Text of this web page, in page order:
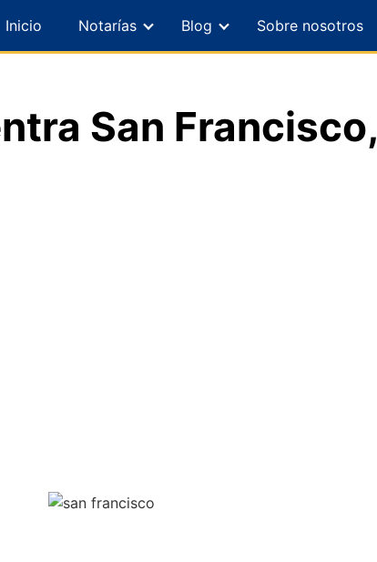
Inicio Notarías Blog Sobre nosotros
San Francisco,